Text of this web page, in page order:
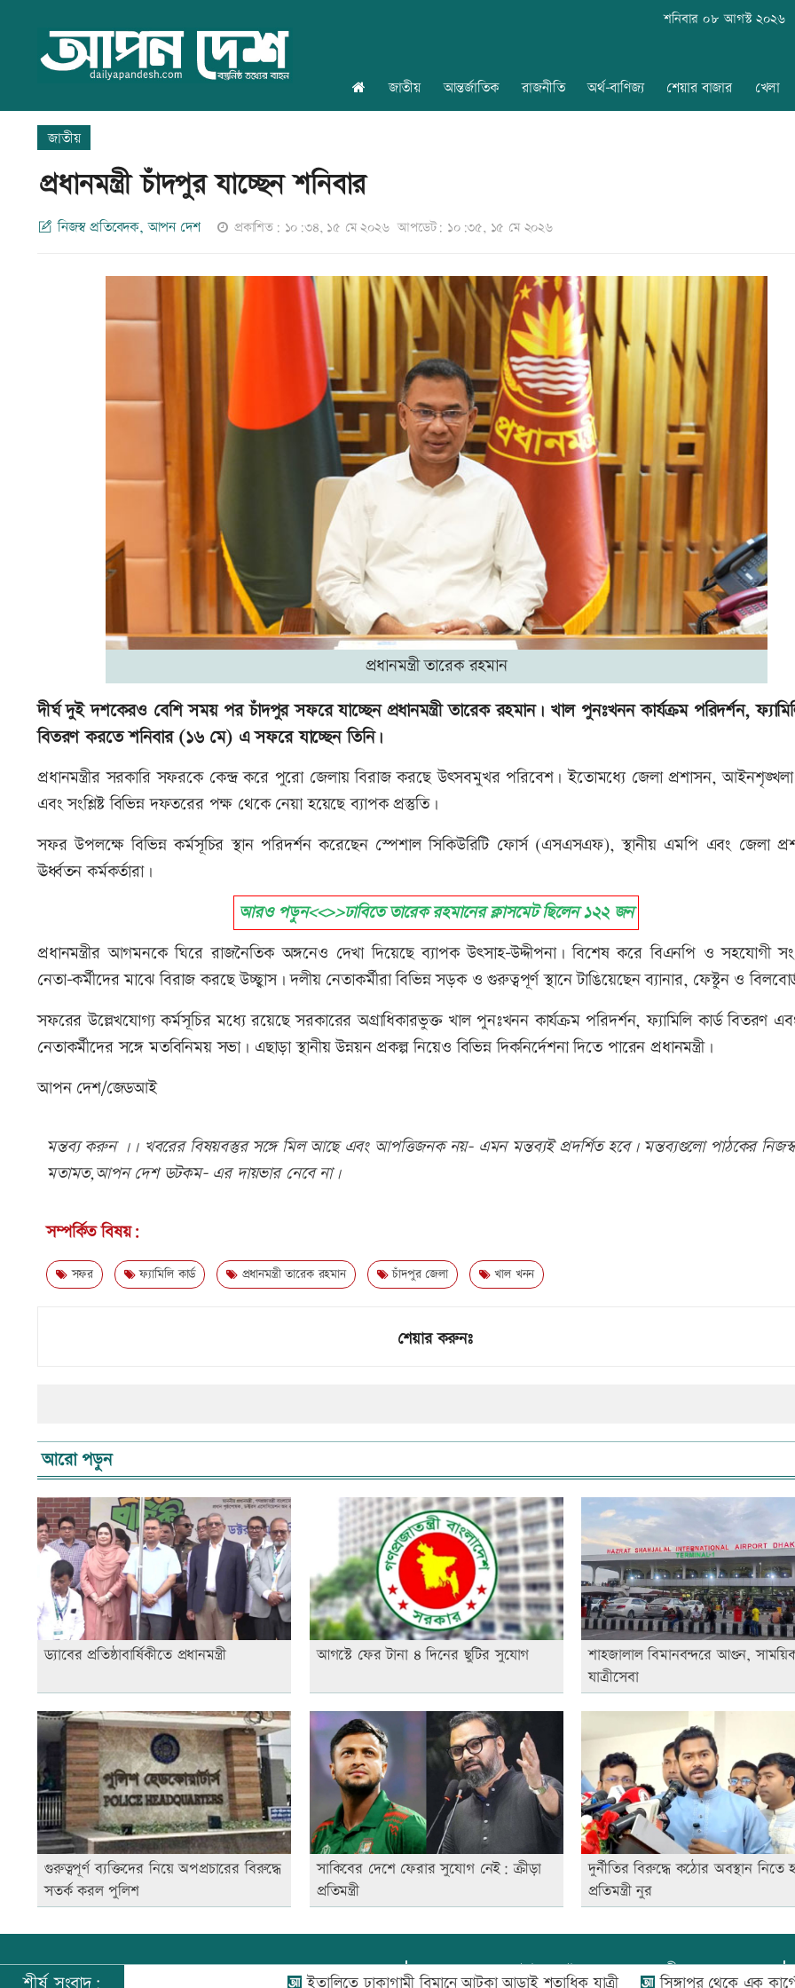
শনিবার ০৮ আগস্ট ২০২৬
জাতীয় আন্তর্জাতিক রাজনীতি অর্থ-বাণিজ্য শেয়ার বাজার খেলা
জাতীয়
প্রধানমন্ত্রী চাঁদপুর যাচ্ছেন শনিবার
নিজস্ব প্রতিবেদক, আপন দেশ প্রকাশিত: ১০:৩৪, ১৫ মে ২০২৬ আপডেট: ১০:৩৫, ১৫ মে ২০২৬
প্রধানমন্ত্রী তারেক রহমান
দীর্ঘ দুই দশকেরও বেশি সময় পর চাঁদপুর সফরে যাচ্ছেন প্রধানমন্ত্রী তারেক রহমান। খাল পুনঃখনন কার্যক্রম পরিদর্শন,
বিতরণ করতে শনিবার (১৬ মে) এ সফরে যাচ্ছেন তিনি।
প্রধানমন্ত্রীর সরকারি সফরকে কেন্দ্র করে পুরো জেলায় বিরাজ করছে উৎসবমুখর পরিবেশ। ইতোমধ্যে জেলা প্রশাসন, আইনশৃঙ্খলা
এবং সংশ্লিষ্ট বিভিন্ন দফতরের পক্ষ থেকে নেয়া হয়েছে ব্যাপক প্রস্তুতি।
সফর উপলক্ষে বিভিন্ন কর্মসূচির স্থান পরিদর্শন করেছেন স্পেশাল সিকিউরিটি ফোর্স (এসএসএফ), স্থানীয় এমপি এবং জেলা
ঊর্ধ্বতন কর্মকর্তারা।
আরও পড়ুন<<>>ঢাবিতে তারেক রহমানের ক্লাসমেট ছিলেন ১২২ জন
প্রধানমন্ত্রীর আগমনকে ঘিরে রাজনৈতিক অঙ্গনেও দেখা দিয়েছে ব্যাপক উৎসাহ-উদ্দীপনা। বিশেষ করে বিএনপি ও সহযোগী
নেতা-কর্মীদের মাঝে বিরাজ করছে উচ্ছ্বাস। দলীয় নেতাকর্মীরা বিভিন্ন সড়ক ও গুরুত্বপূর্ণ স্থানে টাঙিয়েছেন ব্যানার, ফেস্টুন ও
সফরের উল্লেখযোগ্য কর্মসূচির মধ্যে রয়েছে সরকারের অগ্রাধিকারভুক্ত খাল পুনঃখনন কার্যক্রম পরিদর্শন, ফ্যামিলি কার্ড বিতরণ
নেতাকর্মীদের সঙ্গে মতবিনিময় সভা। এছাড়া স্থানীয় উন্নয়ন প্রকল্প নিয়েও বিভিন্ন দিকনির্দেশনা দিতে পারেন প্রধানমন্ত্রী।
আপন দেশ/জেডআই
মন্তব্য করুন ।। খবরের বিষয়বস্তুর সঙ্গে মিল আছে এবং আপত্তিজনক নয়- এমন মন্তব্যই প্রদর্শিত হবে। মন্তব্যগুলো পাঠকের নিজস্ব
মতামত,আপন দেশ ডটকম- এর দায়ভার নেবে না।
সম্পর্কিত বিষয়:
সফর ফ্যামিলি কার্ড প্রধানমন্ত্রী তারেক রহমান চাঁদপুর জেলা খাল খনন
শেয়ার করুনঃ
আরো পড়ুন
ড্যাবের প্রতিষ্ঠাবার্ষিকীতে প্রধানমন্ত্রী আগস্টে ফের টানা ৪ দিনের ছুটির সুযোগ
শাহজালাল বিমানবন্দরে আগুন,
যাত্রীসেবা
গুরুত্বপূর্ণ ব্যক্তিদের নিয়ে অপপ্রচারের বিরুদ্ধে
সতর্ক করল পুলিশ
সাকিবের দেশে ফেরার সুযোগ নেই: ক্রীড়া
প্রতিমন্ত্রী
দুর্নীতির বিরুদ্ধে কঠোর অবস্থান নিতে
প্রতিমন্ত্রী নুর
প্রধান সম্পাদক:আফজাল বারী
ইতালিতে ঢাকাগামী বিমানে আটকা আড়াই শতাধিক যাত্রী সিঙ্গাপুর থেকে এক কার্গো